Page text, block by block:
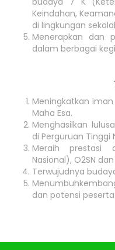
Keindahan,
di lingkungan
Menerapkan dan
dalam berbagai
Meningkatkan
Maha Esa.
Menghasilkan
di Perguruan Tinggi
Meraih prestasi
Nasional), O2SN
Terwujudnya
dan potensi peserta